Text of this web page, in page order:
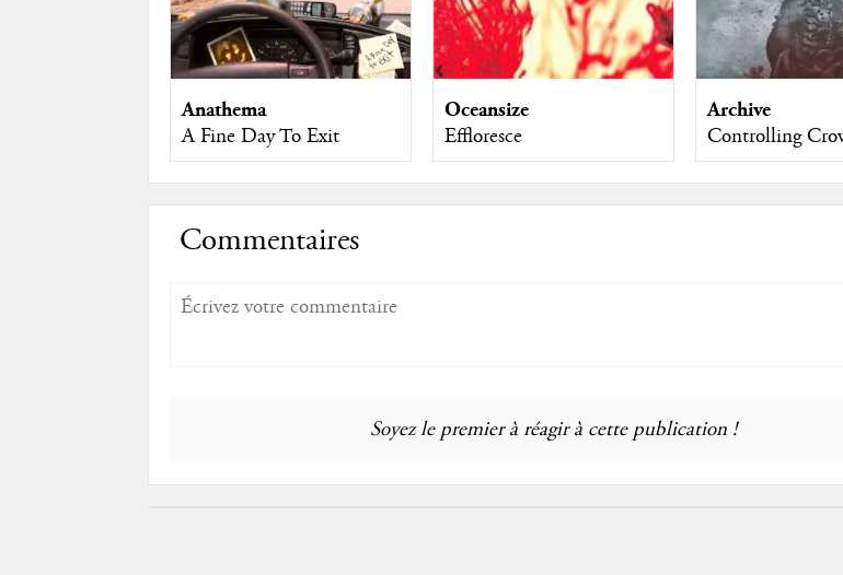
Anathema
A Fine Day To Exit
Oceansize
Effloresce
Archive
Controlling
Commentaires
Soyez le premier à réagir à cette publication !